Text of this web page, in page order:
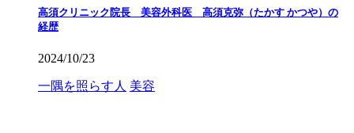
高須クリニック院長 美容外科医 高須克弥（たかす かつや）の
経歴
2024/10/23
一隅を照らす人 美容